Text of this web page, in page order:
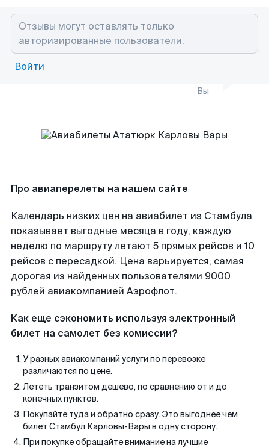
Войти
Вы
Про авиаперелеты на нашем сайте
Календарь низких цен на авиабилет из Стамбула
показывает выгодные месяца в году, каждую
неделю по маршруту летают 5 прямых рейсов и 10
рейсов с пересадкой. Цена варьируется, самая
дорогая из найденных пользователями 9000
рублей авиакомпанией Аэрофлот.
Как еще сэкономить используя электронный
билет на самолет без комиссии?
У разных авиакомпаний услуги по перевозке
различаются по цене.
Лететь транзитом дешево, по сравнению от и до
конечных пунктов.
Покупайте туда и обратно сразу. Это выгоднее чем
билет Стамбул Карловы-Вары в одну сторону.
При покупке обращайте внимание на лучшие